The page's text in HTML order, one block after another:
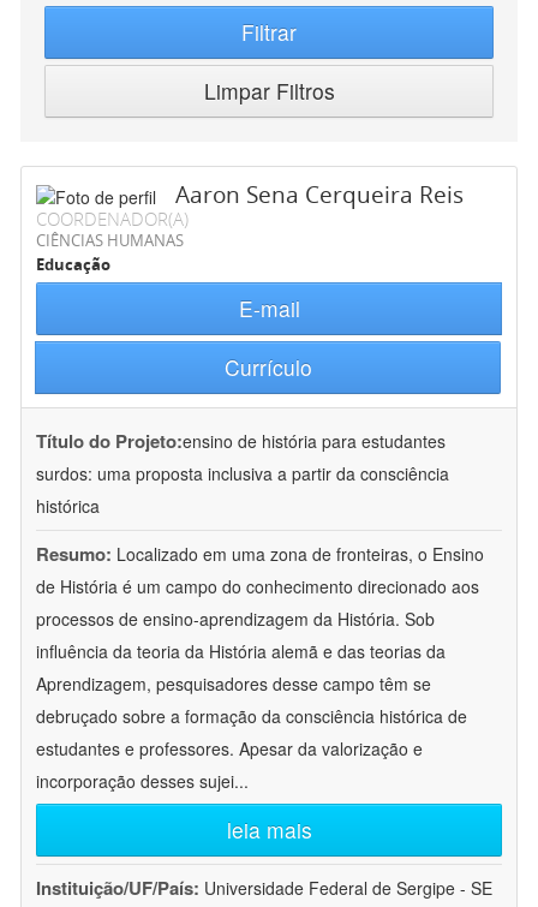
Filtrar
Limpar Filtros
Aaron Sena Cerqueira Reis
COORDENADOR(A)
CIÊNCIAS HUMANAS
Educação
E-mail
Currículo
Título do Projeto:ensino de história para estudantes
surdos: uma proposta inclusiva a partir da consciência
histórica
Resumo: Localizado em uma zona de fronteiras, o Ensino
de História é um campo do conhecimento direcionado aos
processos de ensino-aprendizagem da História. Sob
influência da teoria da História alemã e das teorias da
Aprendizagem, pesquisadores desse campo têm se
debruçado sobre a formação da consciência histórica de
estudantes e professores. Apesar da valorização e
incorporação desses sujei...
leia mais
Instituição/UF/País: Universidade Federal de Sergipe - SE